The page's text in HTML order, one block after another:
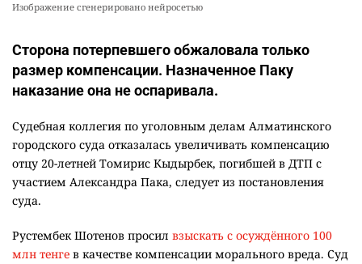
Изображение сгенерировано нейросетью
Сторона потерпевшего обжаловала только
размер компенсации. Назначенное Паку
наказание она не оспаривала.
Судебная коллегия по уголовным делам Алматинского
городского суда отказалась увеличивать компенсацию
отцу 20-летней Томирис Кыдырбек, погибшей в ДТП с
участием Александра Пака, следует из постановления
суда.
Рустембек Шотенов просил взыскать с осуждённого 100
млн тенге в качестве компенсации морального вреда. Суд